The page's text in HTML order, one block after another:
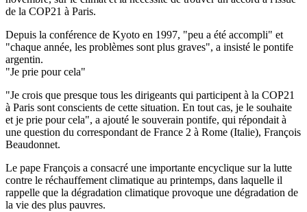
de la COP21 à Paris.
Depuis la conférence de Kyoto en 1997, "peu a été accompli" et
"chaque année, les problèmes sont plus graves", a insisté le pontife
argentin.
"Je prie pour cela"
"Je crois que presque tous les dirigeants qui participent à la COP21
à Paris sont conscients de cette situation. En tout cas, je le souhaite
et je prie pour cela", a ajouté le souverain pontife, qui répondait à
une question du correspondant de France 2 à Rome (Italie), François
Beaudonnet.
Le pape François a consacré une importante encyclique sur la lutte
contre le réchauffement climatique au printemps, dans laquelle il
rappelle que la dégradation climatique provoque une dégradation de
la vie des plus pauvres.